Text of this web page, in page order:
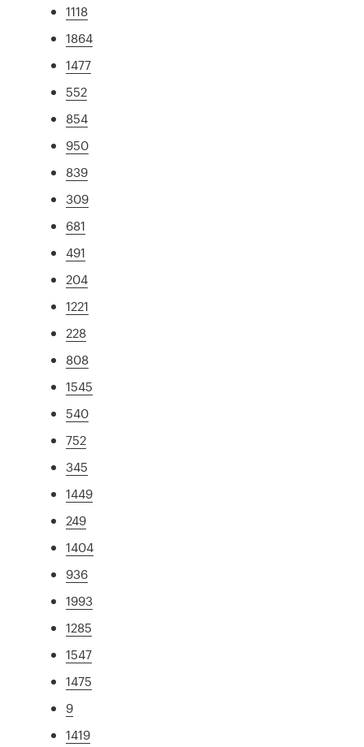
1118
1864
1477
552
854
950
839
309
681
491
204
1221
228
808
1545
540
752
345
1449
249
1404
936
1993
1285
1547
1475
9
1419